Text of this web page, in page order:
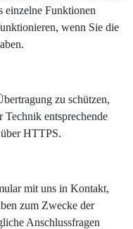
einzelne Funktionen
wenn Sie die
zu schützen,
entsprechende
HTTPS.
mit uns in Kontakt,
zum Zwecke der
Anschlussfragen